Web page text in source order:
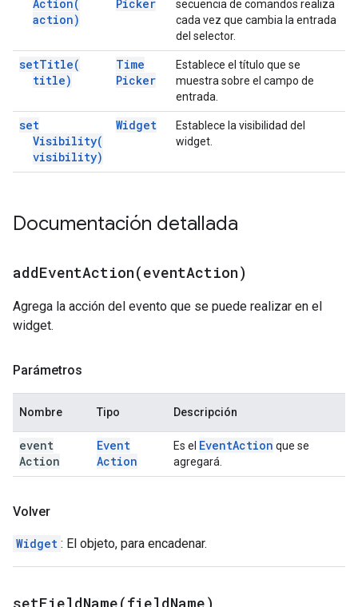
Action(
action)
Picker
secuencia de comandos realiza
cada vez que cambia la entrada
del selector.
setTitle(
title)
Time
Picker
Establece el título que se
muestra sobre el campo de
entrada.
set
Visibility(
visibility)
Widget
Establece la visibilidad del
widget.
Documentación detallada
addEventAction(eventAction)
Agrega la acción del evento que se puede realizar en el
widget.
Parámetros
Nombre Tipo Descripción
event
Action
Event
Action
Es el EventAction que se
agregará.
Volver
Widget : El objeto, para encadenar.
setFieldName(fieldName)